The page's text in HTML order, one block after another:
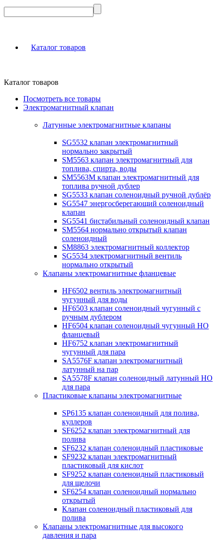
Каталог товаров
Каталог товаров
Посмотреть все товары
Электромагнитный клапан
Латунные электромагнитные клапаны
SG5532 клапан электромагнитный
нормально закрытый
SM5563 клапан электромагнитный для
топлива, спирта, воды
SM5563M клапан электромагнитный для
топлива ручной дублер
SG5533 клапан соленоидный ручной дублёр
SG5547 энергосберегающий соленоидный
клапан
SG5541 бистабильный соленоидный клапан
SM5564 нормально открытый клапан
соленоидный
SM8863 электромагнитный коллектор
SG5534 электромагнитный вентиль
нормально открытый
Клапаны электромагнитные фланцевые
HF6502 вентиль электромагнитный
чугунный для воды
HF6503 клапан соленоидный чугунный с
ручным дублером
HF6504 клапан соленоидный чугунный НО
фланцевый
HF6752 клапан электромагнитный
чугунный для пара
SA5576F клапан электромагнитный
латунный на пар
SA5578F клапан соленоидный латунный НО
для пара
Пластиковые клапаны электромагнитные
SP6135 клапан соленоидный для полива,
куллеров
SF6252 клапан электромагнитный для
полива
SF6232 клапан соленоидный пластиковые
SF9232 клапан электромагнитный
пластиковый для кислот
SF9252 клапан соленоидный пластиковый
для щелочи
SF6254 клапан соленоидный нормально
открытый
Клапан соленоидный пластиковый для
полива
Клапаны электромагнитные для высокого
давления и пара